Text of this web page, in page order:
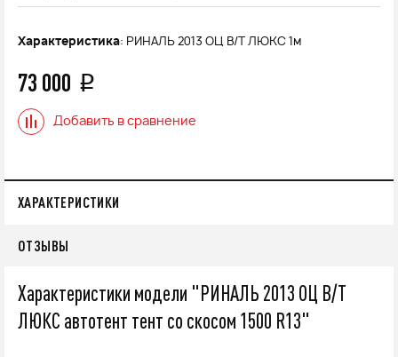
Характеристика: РИНАЛЬ 2013 ОЦ В/Т ЛЮКС 1м
73 000 q
Добавить в сравнение
ХАРАКТЕРИСТИКИ
ОТЗЫВЫ
Характеристики модели "РИНАЛЬ 2013 ОЦ В/Т
ЛЮКС автотент тент со скосом 1500 R13"